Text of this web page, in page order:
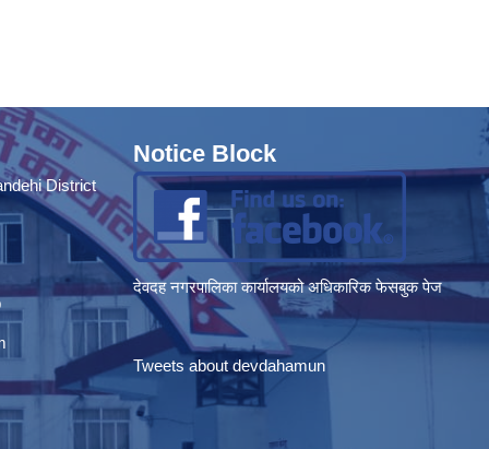
District
Notice Block
देवदह नगरपालिका कार्यालयको अधिकारिक फेसबुक पेज
Tweets about devdahamun